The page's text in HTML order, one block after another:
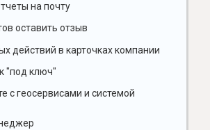
на почту
оставить отзыв
действий в карточках компании
"под ключ"
с геосервисами и системой